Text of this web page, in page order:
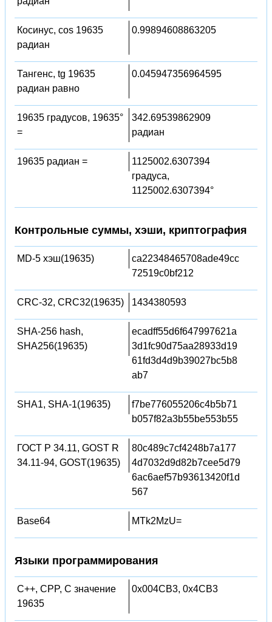
Косинус, cos 19635
радиан
0.99894608863205
Тангенс, tg 19635
радиан равно
0.045947356964595
19635 градусов, 19635°
=
342.69539862909
радиан
19635 радиан =
1125002.6307394
градуса,
1125002.6307394°
Контрольные суммы, хэши, криптография
MD-5 хэш(19635)
ca22348465708ade49cc
72519c0bf212
CRC-32, CRC32(19635) 1434380593
SHA-256 hash,
SHA256(19635)
ecadff55d6f647997621a
3d1fc90d75aa28933d19
61fd3d4d9b39027bc5b8
ab7
SHA1, SHA-1(19635)
f7be776055206c4b5b71
b057f82a3b55be553b55
ГОСТ Р 34.11, GOST R
34.11-94, GOST(19635)
80c489c7cf4248b7a177
4d7032d9d82b7cee5d79
6ac6aef57b93613420f1d
567
Base64 MTk2MzU=
Языки программирования
C++, CPP, C значение
19635
0x004CB3, 0x4CB3